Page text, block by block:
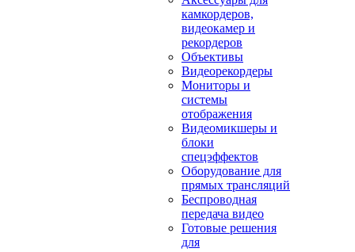
камкордеров,
видеокамер и
рекордеров
Объективы
Видеорекордеры
Мониторы и
системы
отображения
Видеомикшеры и
блоки
спецэффектов
Оборудование для
прямых трансляций
Беспроводная
передача видео
Готовые решения
для